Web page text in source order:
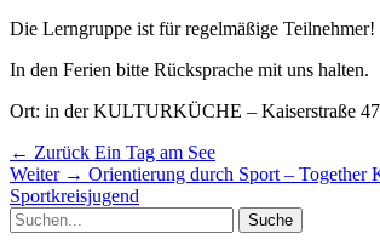
Die Lerngruppe ist für regelmäßige Teilnehmer!
In den Ferien bitte Rücksprache mit uns halten.
Ort: in der KULTURKÜCHE – Kaiserstraße 47
Beitragsnavigation
← Zurück Vorheriger
Beitrag:
Ein Tag am See
Weiter → Nächster
Beitrag:
Orientierung durch Sport – Together
Sportkreisjugend
Suche
nach: